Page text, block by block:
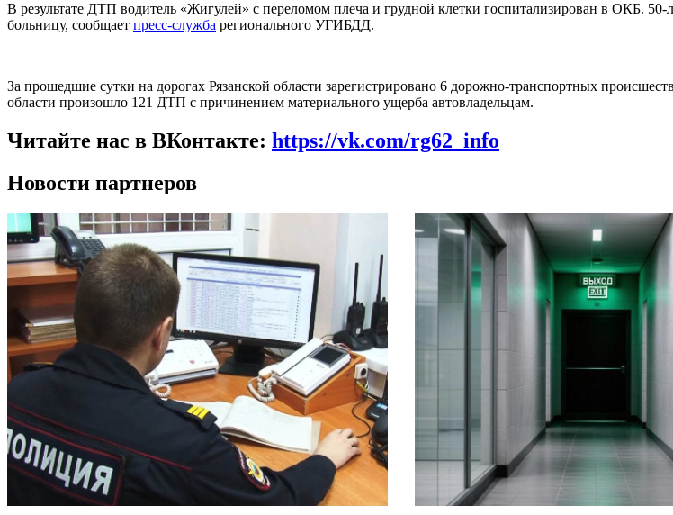
В результате ДТП водитель «Жигулей» с переломом плеча и грудной клетки госпитализирован в ОКБ. 50-
больницу, сообщает пресс-служба регионального УГИБДД.
За прошедшие сутки на дорогах Рязанской области зарегистрировано 6 дорожно-транспортных
области произошло 121 ДТП с причинением материального ущерба автовладельцам.
Читайте нас в ВКонтакте: https://vk.com/rg62_info
Новости партнеров